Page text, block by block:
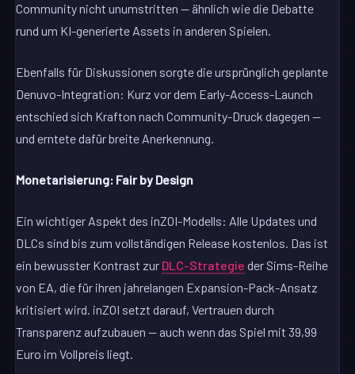
Community nicht unumstritten — ähnlich wie die Debatte
rund um KI-generierte Assets in anderen Spielen.
Ebenfalls für Diskussionen sorgte die ursprünglich geplante
Denuvo-Integration: Kurz vor dem Early-Access-Launch
entschied sich Krafton nach Community-Druck dagegen —
und erntete dafür breite Anerkennung.
Monetarisierung: Fair by Design
Ein wichtiger Aspekt des inZOI-Modells: Alle Updates und
DLCs sind bis zum vollständigen Release kostenlos. Das ist
ein bewusster Kontrast zur DLC-Strategie der Sims-Reihe
von EA, die für ihren jahrelangen Expansion-Pack-Ansatz
kritisiert wird. inZOI setzt darauf, Vertrauen durch
Transparenz aufzubauen — auch wenn das Spiel mit 39,99
Euro im Vollpreis liegt.